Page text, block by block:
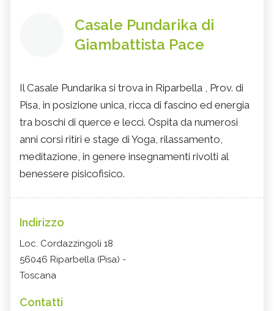
Casale Pundarika di
Giambattista Pace
Il Casale Pundarika si trova in Riparbella , Prov. di
Pisa, in posizione unica, ricca di fascino ed energia
tra boschi di querce e lecci. Ospita da numerosi
anni corsi ritiri e stage di Yoga, rilassamento,
meditazione, in genere insegnamenti rivolti al
benessere pisicofisico.
Indirizzo
Loc. Cordazzingoli 18
56046 Riparbella (Pisa) -
Toscana
Contatti